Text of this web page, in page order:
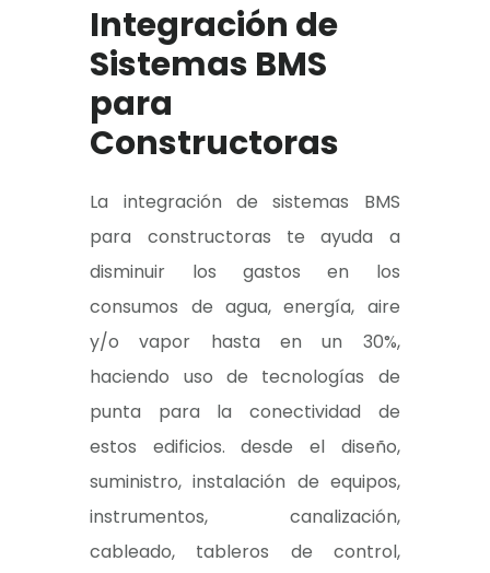
Integración de
Sistemas BMS
para
Constructoras
La integración de sistemas BMS
para constructoras te ayuda a
disminuir los gastos en los
consumos de agua, energía, aire
y/o vapor hasta en un 30%,
haciendo uso de tecnologías de
punta para la conectividad de
estos edificios. desde el diseño,
suministro, instalación de equipos,
instrumentos, canalización,
cableado, tableros de control,